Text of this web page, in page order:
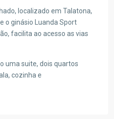
localizado em Talatona,
o ginásio Luanda Sport
facilita ao acesso as vias
uma suite, dois quartos
cozinha e